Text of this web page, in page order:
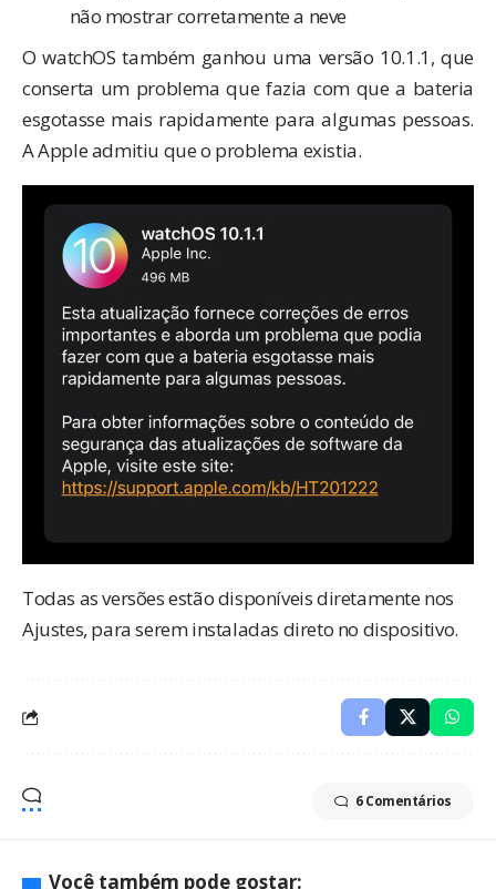
não mostrar corretamente a neve
O watchOS também ganhou uma versão 10.1.1, que
conserta um problema que fazia com que a bateria
esgotasse mais rapidamente para algumas pessoas.
AApple admitiu que o problema existia.
Todas as versões estão disponíveis diretamente nos
Ajustes, para serem instaladas direto no dispositivo.
6 Comentários
Você também pode gostar: